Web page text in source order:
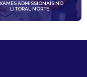
ADMISSIONAIS NO
LITORAL NORTE